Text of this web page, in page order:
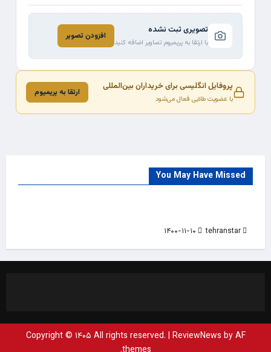
تصویری ثبت نشده
با ارتقا به پریمیوم تصاویر اضافه کنید
افزودن تصویر
پروفایل انگلیسی برای خریداران بین‌المللی
با عضویت طلایی فعال می‌شود
ارتقا به پریمیوم
You May Have Missed
Countries
India
Trade Source
tehranstar
Copyright © ۱۴۰۵ All rights reserved. | ReviewNews by AF